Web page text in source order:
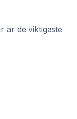
är de viktigaste